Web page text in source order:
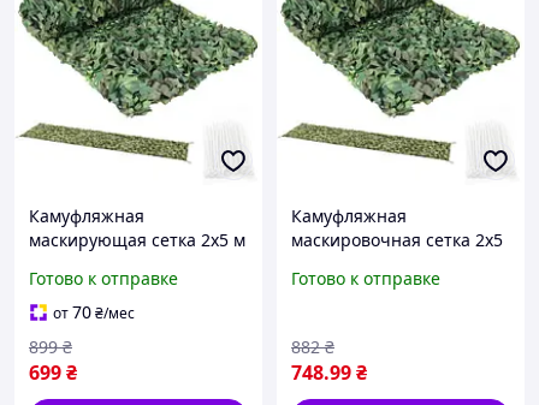
Камуфляжная
маскирующая сетка 2x5 м
стяжек
Готово к отправке
от70₴/мес
699₴
899 ₴
Камуфляжная
маскировочная сетка 2x5
стяжек
Готово к отправке
748.99₴
882 ₴